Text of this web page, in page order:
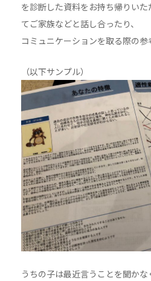
を診断した資料をお持ち帰りい
てご家族などと話し合ったり、
コミュニケーションを取る際の参
（以下サンプル）
うちの子は最近言うことを聞か